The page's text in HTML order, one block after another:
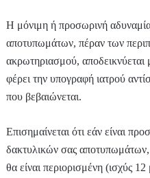
Η μόνιμη ή προσωρινή
αποτυπωμάτων, πέραν των
ακρωτηριασμού, αποδεικνύεται
φέρει την υπογραφή ιατρού
που βεβαιώνεται.
Επισημαίνεται ότι εάν είναι
δακτυλικών σας αποτυπωμάτων,
θα είναι περιορισμένη (ισχύς